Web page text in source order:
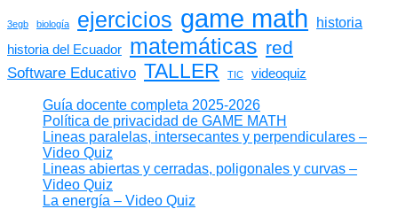
3egb biología ejercicios game math historia
historia del Ecuador matemáticas red
Software Educativo TALLER TIC videoquiz
Guía docente completa 2025-2026
Política de privacidad de GAME MATH
Lineas paralelas, intersecantes y perpendiculares –
Video Quiz
Lineas abiertas y cerradas, poligonales y curvas –
Video Quiz
La energía – Video Quiz